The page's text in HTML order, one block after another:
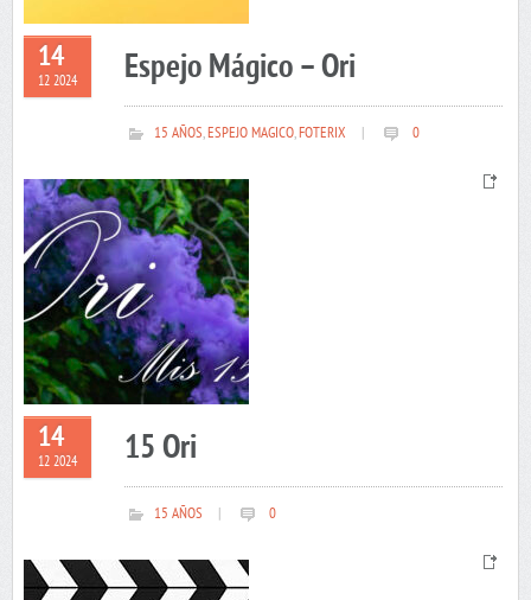
14
12 2024 Espejo Mágico – Ori
15 AÑOS,ESPEJO MAGICO,FOTERIX 0
14
12 2024 15 Ori
15 AÑOS 0